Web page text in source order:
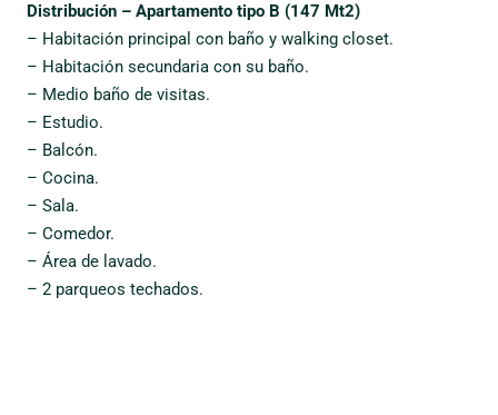
Distribución – Apartamento tipo B (147 Mt2)
– Habitación principal con baño y walking closet.
– Habitación secundaria con su baño.
– Medio baño de visitas.
– Estudio.
– Balcón.
– Cocina.
– Sala.
– Comedor.
– Área de lavado.
– 2 parqueos techados.